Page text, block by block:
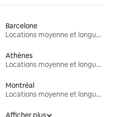
Barcelone
Locations moyenne et longue durée
Athènes
Locations moyenne et longue durée
Montréal
Locations moyenne et longue durée
Afficher plus